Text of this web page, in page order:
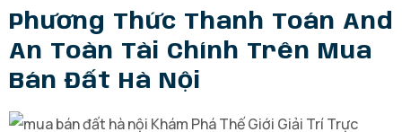
Phương Thức Thanh Toán And
An Toàn Tài Chính Trên Mua
Bán Đất Hà Nội